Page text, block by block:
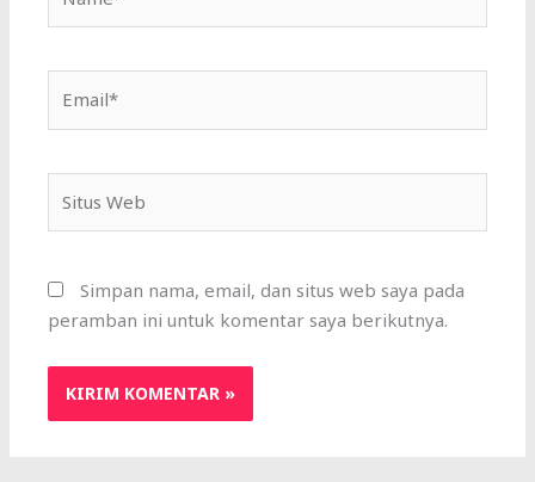
Web
Simpan nama, email, dan situs web saya pada
peramban ini untuk komentar saya berikutnya.